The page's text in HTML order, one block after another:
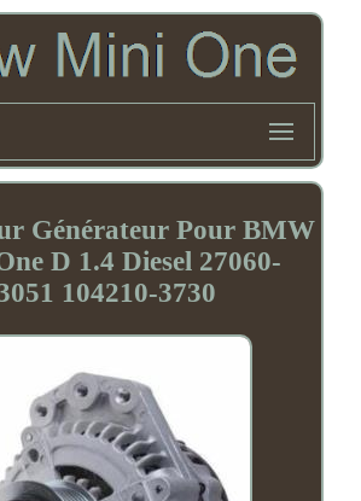
Générateur Pour BMW
D 1.4 Diesel 27060-
104210-3730